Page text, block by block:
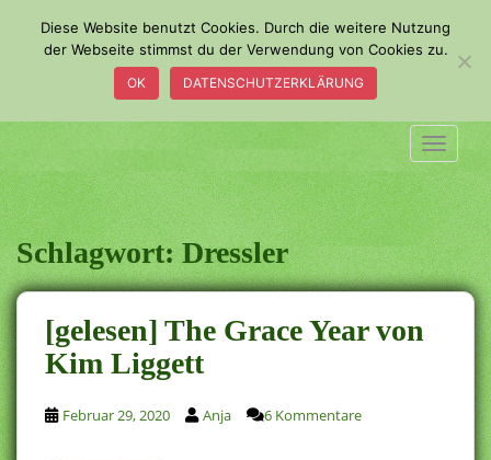
a
i
n
c
o
n
t
e
n
t
Schlagwort:Dressler
[gelesen] The Grace Year von
Kim Liggett
Februar 29, 2020 Anja 6 Kommentare
Diese Website benutzt Cookies. Durch die weitere Nutzung
der Webseite stimmst du der Verwendung von Cookies zu.
OK DATENSCHUTZERKLÄRUNG